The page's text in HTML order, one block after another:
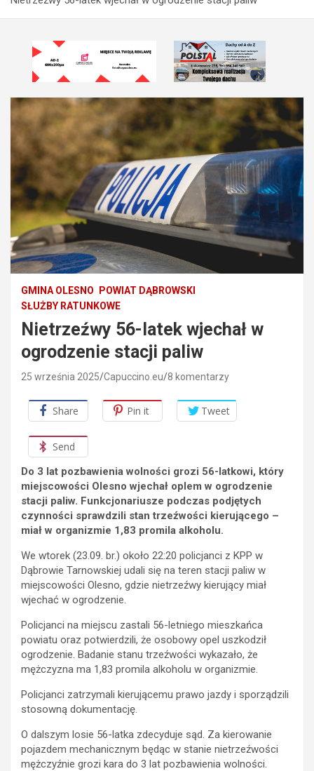
GMINA OLESNO
POWIAT DĄBROWSKI
SŁUŻBY RATUNKOWE
Nietrzeźwy 56-latek wjechał w
ogrodzenie stacji paliw
25 września 2025 Capuccino.eu 8 komentarzy
Share Pin it Tweet
Send
Do 3 lat pozbawienia wolności grozi 56-latkowi, który
miejscowości Olesno wjechał oplem w ogrodzenie
stacji paliw. Funkcjonariusze podczas podjętych
czynności sprawdzili stan trzeźwości kierującego –
miał w organizmie 1,83 promila alkoholu.
We wtorek (23.09. br.) około 22:20 policjanci z KPP w
Dąbrowie Tarnowskiej udali się na teren stacji paliw w
miejscowości Olesno, gdzie nietrzeźwy kierujący miał
wjechać w ogrodzenie.
Policjanci na miejscu zastali 56-letniego mieszkańca
powiatu oraz potwierdzili, że osobowy opel uszkodził
ogrodzenie. Badanie stanu trzeźwości wykazało, że
mężczyzna ma 1,83 promila alkoholu w organizmie.
Policjanci zatrzymali kierującemu prawo jazdy i sporządzili
stosowną dokumentację.
O dalszym losie 56-latka zdecyduje sąd. Za kierowanie
pojazdem mechanicznym będąc w stanie nietrzeźwości
mężczyźnie grozi kara do 3 lat pozbawienia wolności.